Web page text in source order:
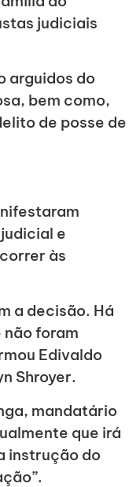
judiciais
arguidos do
bem como,
de posse de
e
às
a decisão. Há
foram
Edivaldo
Shroyer.
mandatário
que irá
instrução do